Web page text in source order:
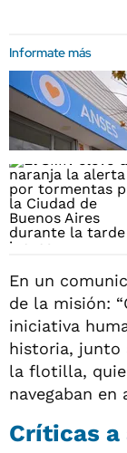
Informate más
En un
de la misión:
iniciativa
historia, junto
la flotilla,
navegaban en
Críticas a